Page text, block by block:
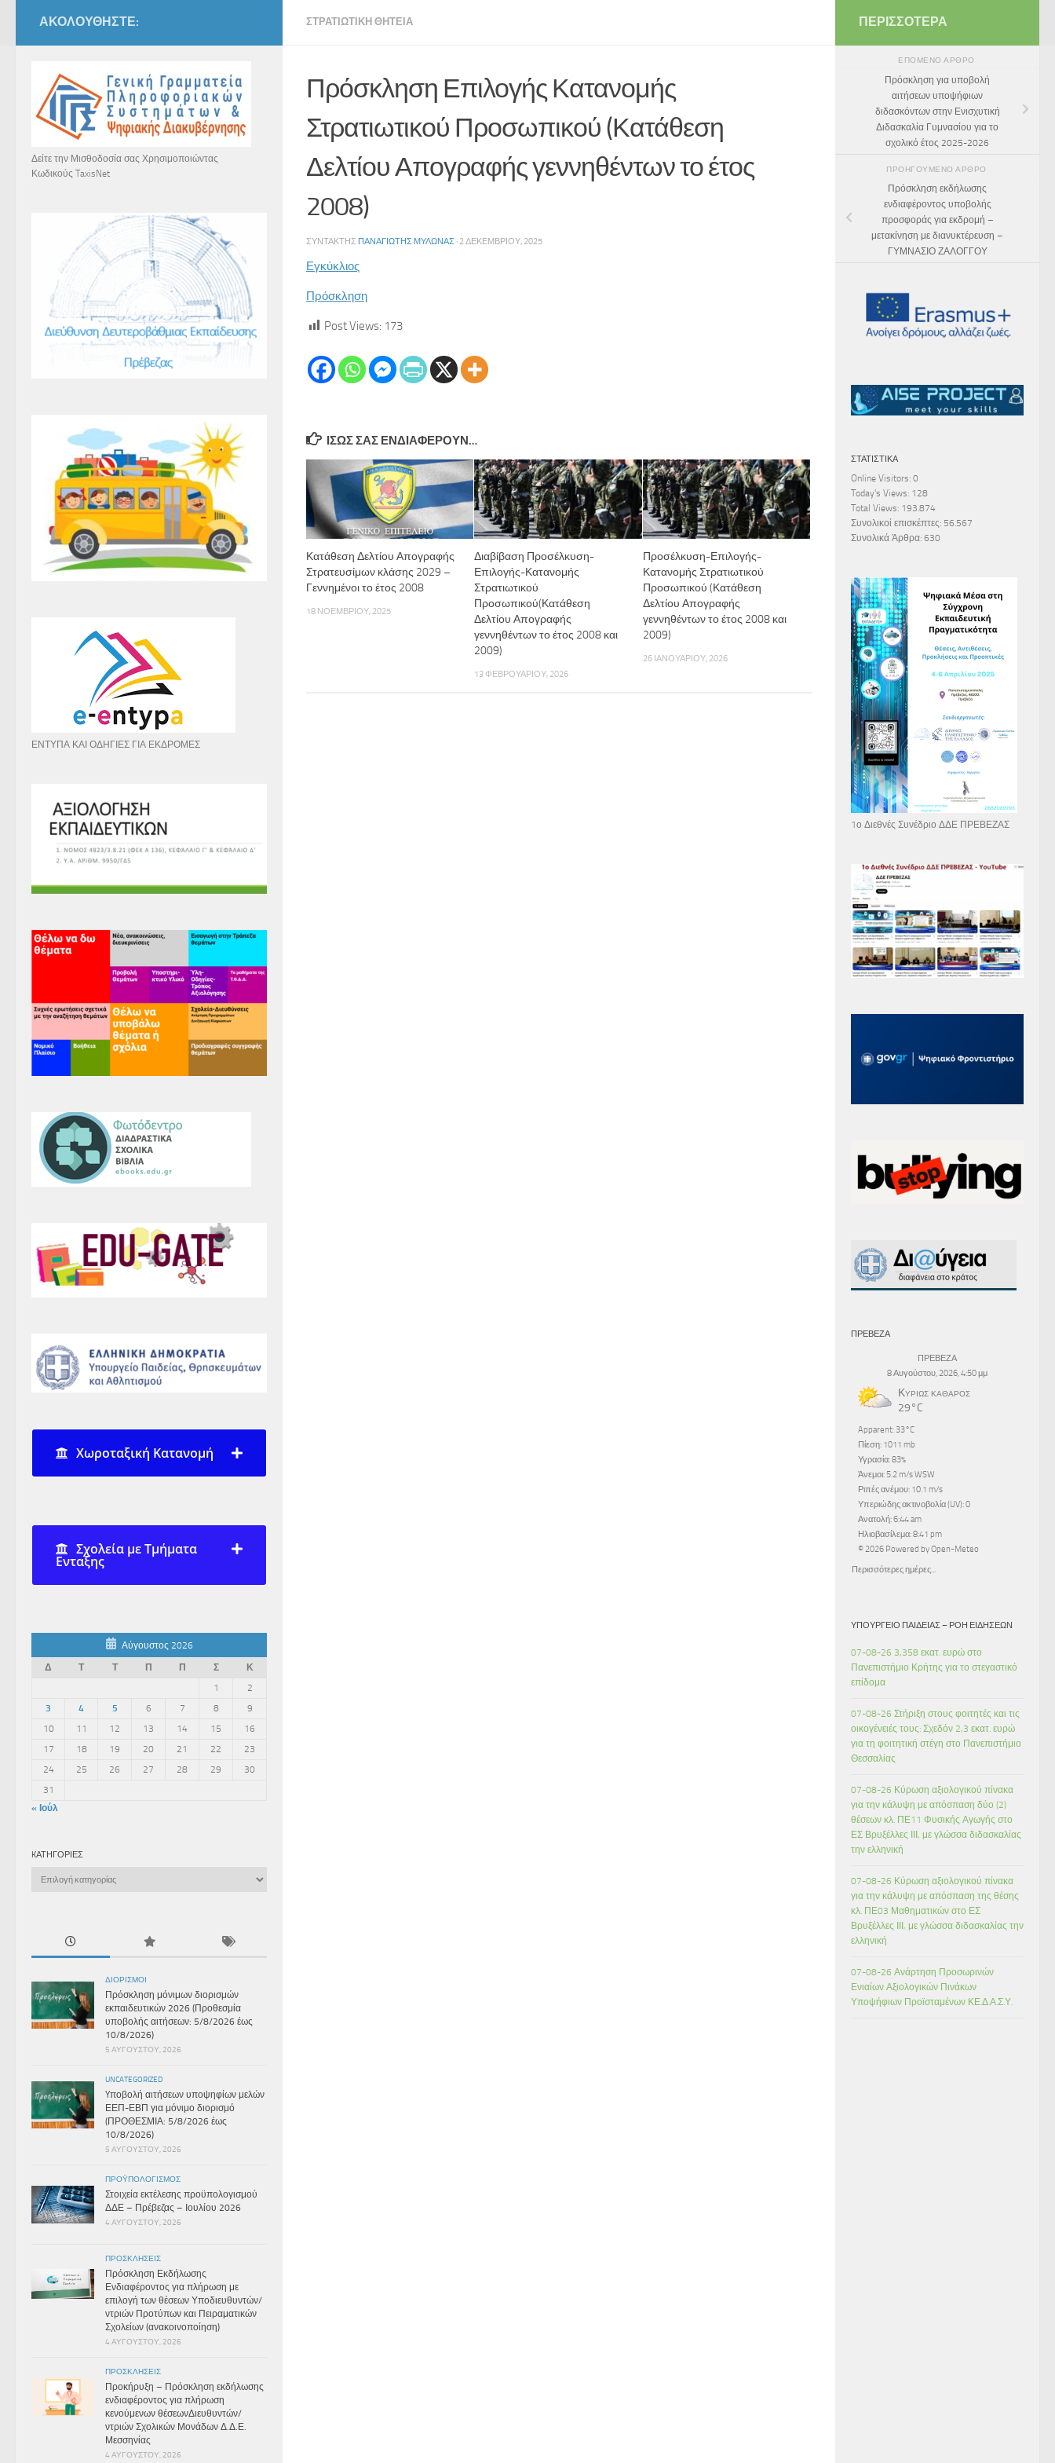
ΣΤΡΑΤΙΩΤΙΚΉ ΘΗΤΕΊΑ
Πρόσκληση Επιλογής Κατανομής
Στρατιωτικού Προσωπικού (Κατάθεση
Δελτίου Απογραφής γεννηθέντων το έτος
2008)
ΣΥΝΤΆΚΤΗΣ ΠΑΝΑΓΙΏΤΗΣ ΜΥΛΩΝΆΣ · 2 ΔΕΚΕΜΒΡΊΟΥ, 2025
Εγκύκλιος
Πρόσκληση
Post Views: 173
ΊΣΩΣ ΣΑΣ ΕΝΔΙΑΦΈΡΟΥΝ…
Κατάθεση Δελτίου Απογραφής
Στρατευσίμων κλάσης 2029 –
Γεννημένοι το έτος 2008
18 ΝΟΕΜΒΡΊΟΥ, 2025
Διαβίβαση Προσέλκυση-
Επιλογής-Κατανομής
Στρατιωτικού
Προσωπικού(Κατάθεση
Δελτίου Απογραφής
γεννηθέντων το έτος 2008 και
2009)
13 ΦΕΒΡΟΥΑΡΊΟΥ, 2026
Προσέλκυση-Επιλογής-
Κατανομής Στρατιωτικού
Προσωπικού (Κατάθεση
Δελτίου Απογραφής
γεννηθέντων το έτος 2008 και
2009)
26 ΙΑΝΟΥΑΡΊΟΥ, 2026
ΑΚΟΛΟΥΘΉΣΤΕ:
Δείτε την Μισθοδοσία σας Χρησιμοποιώντας
Κωδικούς TaxisNet
ΕΝΤΥΠΑ ΚΑΙ ΟΔΗΓΙΕΣ ΓΙΑ ΕΚΔΡΟΜΕΣ
Χωροταξική Κατανομή
Σχολεία με Τμήματα
Ενταξης
Αύγουστος 2026
Δ
Τ Τ Π Π Σ
Κ
1
2
3
4 5 6 7 8
9
10
11 12 13 14 15
16
17
18 19 20 21 22
23
24
25 26 27 28 29
30
31
« Ιούλ
KΑΤΗΓΟΡΊΕΣ
Kατηγορίες
ΔΙΟΡΙΣΜΟΊ
Πρόσκληση μόνιμων διορισμών
εκπαιδευτικών 2026 (Προθεσμία
υποβολής αιτήσεων: 5/8/2026 έως
10/8/2026)
5 ΑΥΓΟΎΣΤΟΥ, 2026
UNCATEGORIZED
Yποβολή αιτήσεων υποψηφίων μελών
ΕΕΠ-ΕΒΠ για μόνιμο διορισμό
(ΠΡΟΘΕΣΜΙΑ: 5/8/2026 έως
10/8/2026)
5 ΑΥΓΟΎΣΤΟΥ, 2026
ΠΡΟΫΠΟΛΟΓΙΣΜΌΣ
Στοιχεία εκτέλεσης προϋπολογισμού
ΔΔΕ – Πρέβεζας – Ιουλίου 2026
4 ΑΥΓΟΎΣΤΟΥ, 2026
ΠΡΟΣΚΛΉΣΕΙΣ
Πρόσκληση Εκδήλωσης
Ενδιαφέροντος για πλήρωση με
επιλογή των θέσεων Υποδιευθυντών/
ντριών Προτύπων και Πειραματικών
Σχολείων (ανακοινοποίηση)
4 ΑΥΓΟΎΣΤΟΥ, 2026
ΠΡΟΣΚΛΉΣΕΙΣ
Προκήρυξη – Πρόσκληση εκδήλωσης
ενδιαφέροντος για πλήρωση
κενούμενων θέσεωνΔιευθυντών/
ντριών Σχολικών Μονάδων Δ.Δ.Ε.
Μεσσηνίας
4 ΑΥΓΟΎΣΤΟΥ, 2026
ΠΕΡΙΣΣΌΤΕΡΑ
ΕΠΌΜΕΝΟ ΆΡΘΡΟ
Πρόσκληση για υποβολή
αιτήσεων υποψήφιων
διδασκόντων στην Ενισχυτική
Διδασκαλία Γυμνασίου για το
σχολικό έτος 2025-2026
ΠΡΟΗΓΟΎΜΕΝΟ ΆΡΘΡΟ
Πρόσκληση εκδήλωσης
ενδιαφέροντος υποβολής
προσφοράς για εκδρομή –
μετακίνηση με διανυκτέρευση –
ΓΥΜΝΑΣΙΟ ΖΑΛΟΓΓΟΥ
ΣΤΑΤΙΣΤΙΚΆ
Online Visitors: 0
Today's Views: 128
Total Views: 193.874
Συνολικοί επισκέπτες: 56.567
Συνολικά Άρθρα: 630
1ο Διεθνές Συνέδριο ΔΔΕ ΠΡΕΒΕΖΑΣ
ΠΡΕΒΕΖΑ
ΠΡΕΒΕΖΑ
8 Αυγούστου, 2026, 4:50 μμ
Κυρίως καθαρός
29°C
Apparent: 33°C
Πίεση: 1011 mb
Υγρασία: 83%
Άνεμοι: 5.2 m/s WSW
Ριπές ανέμου: 10.1 m/s
Υπεριώδης ακτινοβολία (UV): 0
Ανατολή: 6:44 am
Ηλιοβασίλεμα: 8:41 pm
© 2026 Powered by Open-Meteo
Περισσότερες ημέρες...
ΥΠΟΥΡΓΕΊΟ ΠΑΙΔΕΊΑΣ – ΡΟΉ ΕΙΔΉΣΕΩΝ
07-08-26 3,358 εκατ. ευρώ στο
Πανεπιστήμιο Κρήτης για το στεγαστικό
επίδομα
07-08-26 Στήριξη στους φοιτητές και τις
οικογένειές τους: Σχεδόν 2,3 εκατ. ευρώ
για τη φοιτητική στέγη στο Πανεπιστήμιο
Θεσσαλίας
07-08-26 Κύρωση αξιολογικού πίνακα
για την κάλυψη με απόσπαση δύο (2)
θέσεων κλ. ΠΕ11 Φυσικής Αγωγής στο
ΕΣ Βρυξέλλες ΙΙΙ, με γλώσσα διδασκαλίας
την ελληνική
07-08-26 Κύρωση αξιολογικού πίνακα
για την κάλυψη με απόσπαση της θέσης
κλ. ΠΕ03 Μαθηματικών στο ΕΣ
Βρυξέλλες ΙΙΙ, με γλώσσα διδασκαλίας την
ελληνική
07-08-26 Ανάρτηση Προσωρινών
Ενιαίων Αξιολογικών Πινάκων
Υποψήφιων Προϊσταμένων ΚΕ.Δ.Α.Σ.Υ.